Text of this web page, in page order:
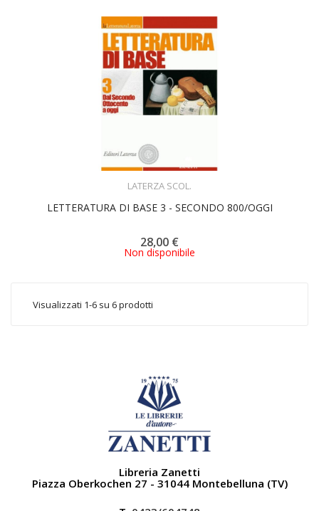
LATERZA SCOL.
LETTERATURA DI BASE 3 - SECONDO 800/OGGI
28,00 €
Non disponibile
Visualizzati 1-6 su 6 prodotti
Libreria Zanetti
Piazza Oberkochen 27 - 31044 Montebelluna (TV)